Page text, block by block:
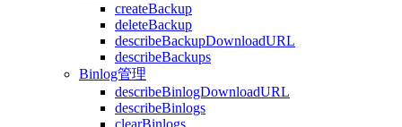
createBackup
deleteBackup
describeBackupDownloadURL
describeBackups
Binlog管理
describeBinlogDownloadURL
describeBinlogs